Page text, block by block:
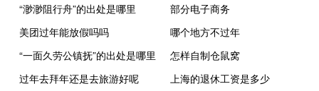
“渺渺阻行舟”的出处是哪里
部分电子商务
美团过年能放假吗吗
哪个地方不过年
“一面久劳公镇抚”的出处是哪里
怎样自制仓鼠窝
过年去拜年还是去旅游好呢
上海的退休工资是多少